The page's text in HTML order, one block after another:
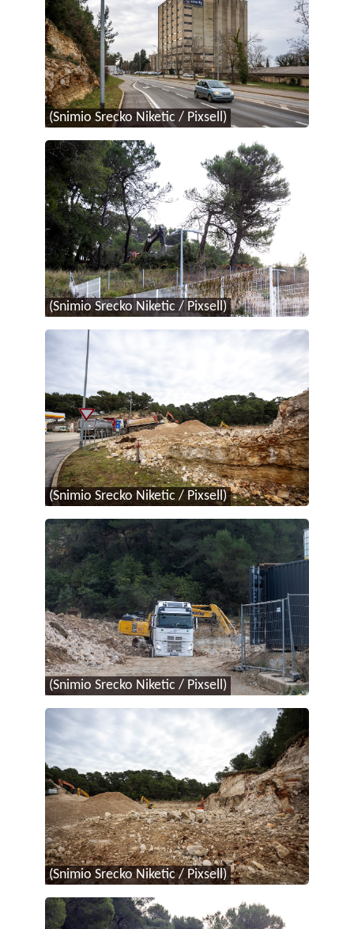
(Snimio Srecko Niketic / Pixsell)
(Snimio Srecko Niketic / Pixsell)
(Snimio Srecko Niketic / Pixsell)
(Snimio Srecko Niketic / Pixsell)
(Snimio Srecko Niketic / Pixsell)